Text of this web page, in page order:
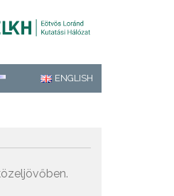
ENGLISH